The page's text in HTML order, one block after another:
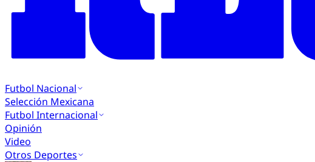
Futbol Nacional
Selección Mexicana
Futbol Internacional
Opinión
Video
Otros Deportes